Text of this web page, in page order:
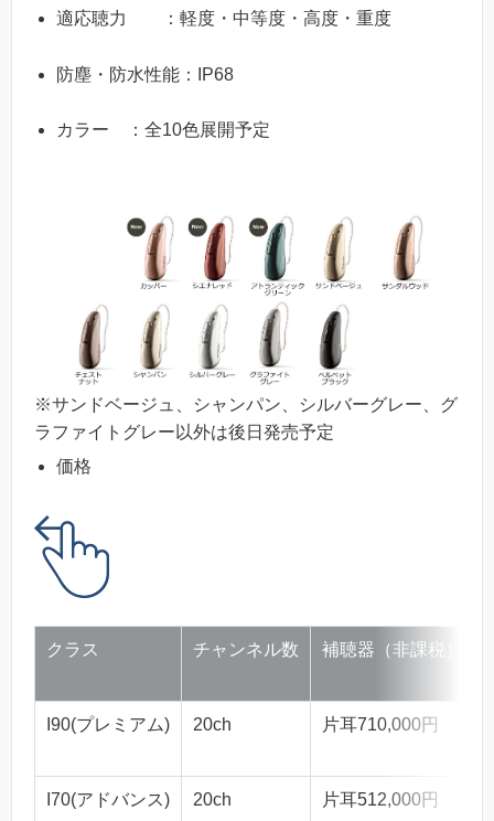
適応聴力 ：軽度・中等度・高度・重度
防塵・防水性能：IP68
カラー ：全10色展開予定
※サンドベージュ、シャンパン、シルバーグレー、グ
ラファイトグレー以外は後日発売予定
価格
クラス チャンネル数 補聴器（非課税）
I90(プレミアム) 20ch 片耳710,000円
I70(アドバンス) 20ch 片耳512,000円